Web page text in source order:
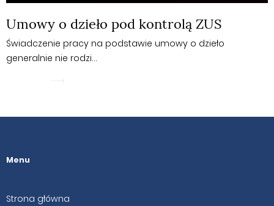
Umowy o dzieło pod kontrolą ZUS
Świadczenie pracy na podstawie umowy o dzieło
generalnie nie rodzi…
Menu
Strona główna